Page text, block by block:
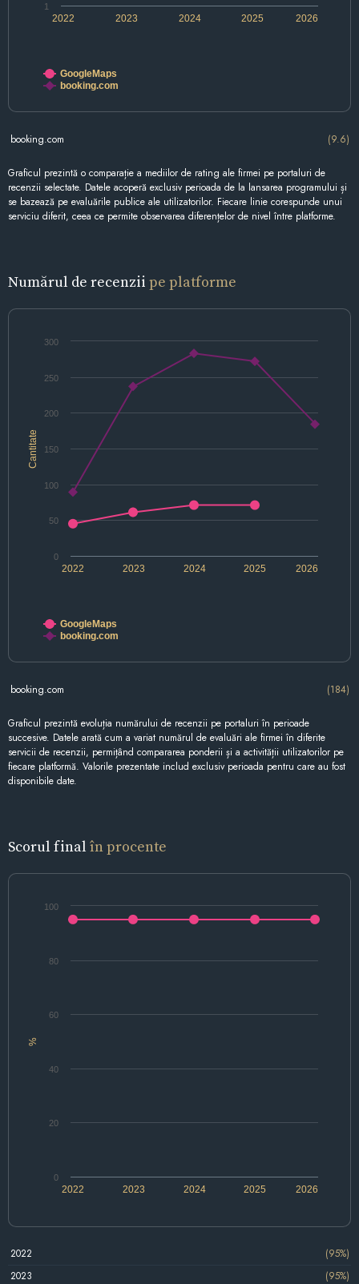
2022 2024 2026
2023 2025
1
GoogleMaps
booking.com
booking.com (9.6)
Graficul prezintă o comparație a mediilor de rating ale firmei pe portaluri de
recenzii selectate. Datele acoperă exclusiv perioada de la lansarea programului și
se bazează pe evaluările publice ale utilizatorilor. Fiecare linie corespunde unui
serviciu diferit, ceea ce permite observarea diferențelor de nivel între platforme.
Numărul de recenzii pe platforme
Cantitate
2022 2024 2026
2023 2025
0
50
100
150
200
250
300
GoogleMaps
booking.com
booking.com (184)
Graficul prezintă evoluția numărului de recenzii pe portaluri în perioade
succesive. Datele arată cum a variat numărul de evaluări ale firmei în diferite
servicii de recenzii, permițând compararea ponderii și a activității utilizatorilor pe
fiecare platformă. Valorile prezentate includ exclusiv perioada pentru care au fost
disponibile date.
Scorul final în procente
%
2022 2024 2026
2023 2025
0
20
40
60
80
100
2022
(95%)
2023
(95%)